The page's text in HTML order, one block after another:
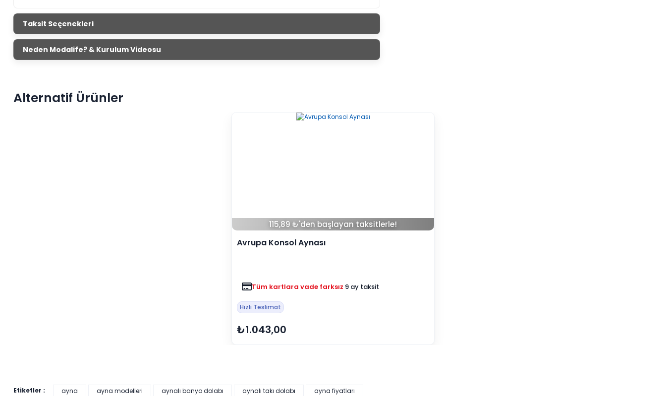
Taksit Seçenekleri
Neden Modalife? & Kurulum Videosu
Alternatif Ürünler
115,89 ₺'den başlayan taksitlerle!
Avrupa Konsol Aynası
Tüm kartlara vade farksız 9 ay taksit
Hızlı Teslimat
₺1.043,00
Etiketler : ayna ayna modelleri aynalı banyo dolabı aynalı takı dolabı ayna fiyatları